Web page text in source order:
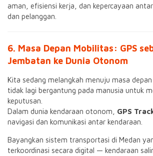
aman, efisiensi kerja, dan kepercayaan
dan pelanggan.
6. Masa Depan Mobilitas: GPS
Jembatan ke Dunia Otonom
Kita sedang melangkah menuju masa
tidak lagi bergantung pada manusia untuk
keputusan.
Dalam dunia kendaraan otonom, GPS
navigasi dan komunikasi antar kendaraan.
Bayangkan sistem transportasi di Medan
terkoordinasi secara digital — kendaraan